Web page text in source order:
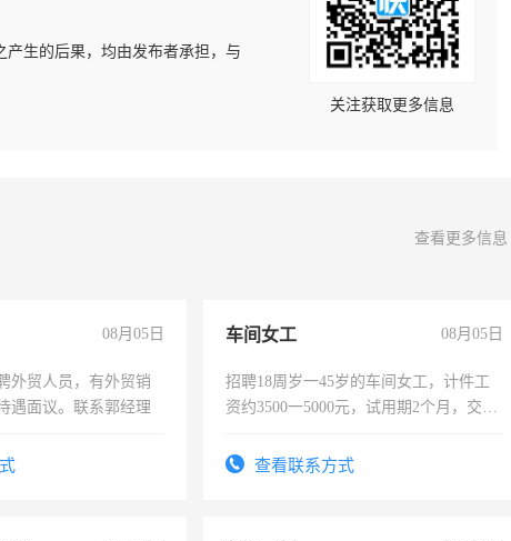
生的后果，均由发布者承担，与
关注获取更多信息
查看更多信息
08月05日
外贸人员，有外贸销
遇面议。联系郭经理
车间女工 08月05日
招聘18周岁一45岁的车间女工，计件工
资约3500一5000元，试用期2个月，交五
查看联系方式